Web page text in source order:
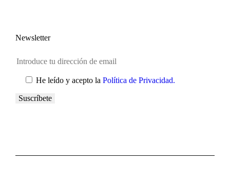
Newsletter
He leído y acepto la Política de Privacidad.